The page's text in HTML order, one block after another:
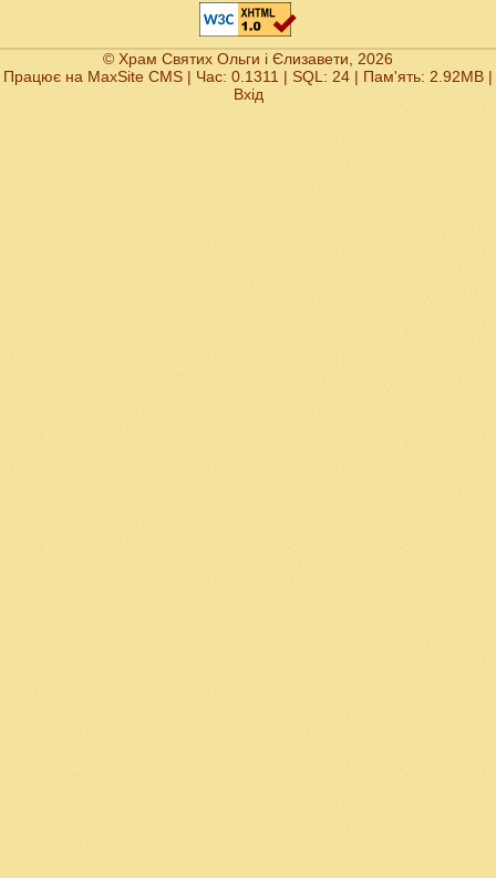
© Храм Святих Ольги і Єлизавети, 2026
Працює на MaxSite CMS | Час: 0.1311 | SQL: 24 | Пам'ять: 2.92MB |
Вхід